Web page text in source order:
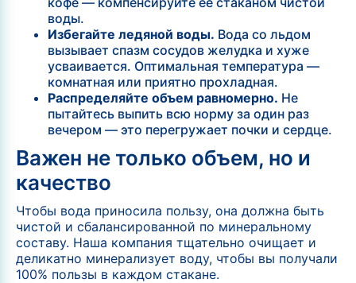
воды.
Избегайте ледяной воды. Вода со льдом
вызывает спазм сосудов желудка и хуже
усваивается. Оптимальная температура —
комнатная или приятно прохладная.
Распределяйте объем равномерно. Не
пытайтесь выпить всю норму за один раз
вечером — это перегружает почки и сердце.
Важен не только объем, но и
качество
Чтобы вода приносила пользу, она должна быть
чистой и сбалансированной по минеральному
составу. Наша компания тщательно очищает и
деликатно минерализует воду, чтобы вы получали
100% пользы в каждом стакане.